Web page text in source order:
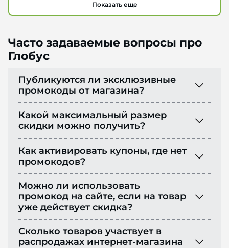
Показать еще
Часто задаваемые вопросы про
Глобус
Публикуются ли эксклюзивные
промокоды от магазина?
Какой максимальный размер
скидки можно получить?
Как активировать купоны, где нет
промокодов?
Можно ли использовать
промокод на сайте, если на товар
уже действует скидка?
Сколько товаров участвует в
распродажах интернет-магазина